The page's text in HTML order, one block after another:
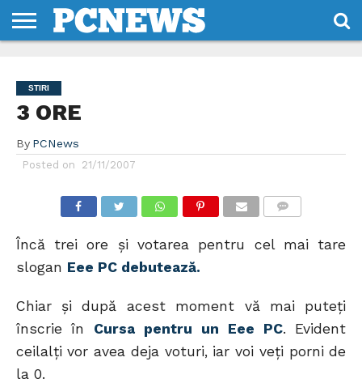
NOI
SI
CONDITII
STIRI
3 ORE
By PCNews
Posted on 21/11/2007
Încă trei ore şi votarea pentru cel mai tare
slogan Eee PC debutează.
Chiar şi după acest moment vă mai puteţi
înscrie în Cursa pentru un Eee PC. Evident
ceilalţi vor avea deja voturi, iar voi veţi porni de
la 0.